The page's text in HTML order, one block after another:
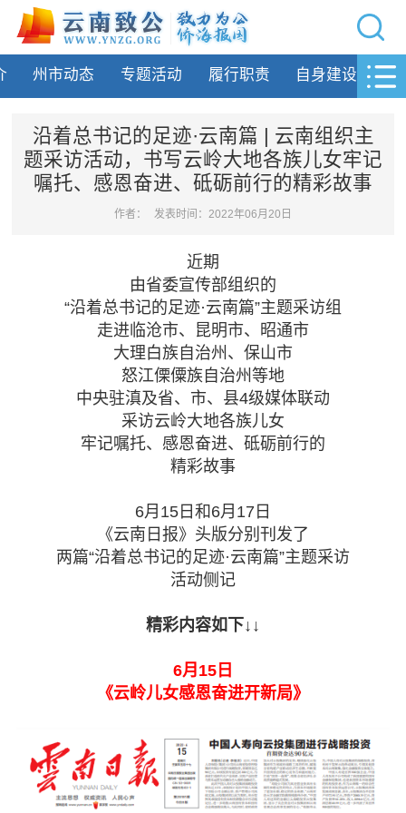
网站导航
首页
致公要闻
致公简介
州市动态
专题活动
履行职责
自身建设
致公风采
专委会
书香机关
电子杂志
图片欣赏
媒体报道
脱贫攻坚
侨海动态
州市动态 专题活动 履行职责 自身建设 致
沿着总书记的足迹·云南篇 | 云南组织主
题采访活动，书写云岭大地各族儿女牢记
嘱托、感恩奋进、砥砺前行的精彩故事
作者： 发表时间：2022年06月20日
近期
由省委宣传部组织的
“沿着总书记的足迹·云南篇”主题采访组
走进临沧市、昆明市、昭通市
大理白族自治州、保山市
怒江傈僳族自治州等地
中央驻滇及省、市、县4级媒体联动
采访云岭大地各族儿女
牢记嘱托、感恩奋进、砥砺前行的
精彩故事
6月15日和6月17日
《云南日报》头版分别刊发了
两篇“沿着总书记的足迹·云南篇”主题采访
活动侧记
精彩内容如下↓↓
6月15日
《云岭儿女感恩奋进开新局》